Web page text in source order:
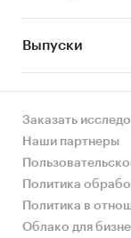
STEP-
Описание
Оценка
Анализ
Выпуски
Заказать
Наши партнеры
Политика
Политика в
Облако для